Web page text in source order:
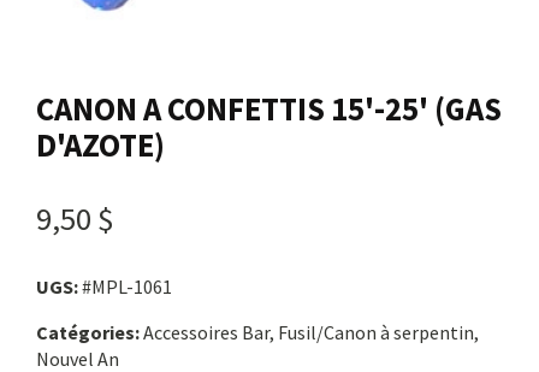
Panier
CANON A CONFETTIS 15'-25' (GAS
D'AZOTE)
9,50 $
UGS:#MPL-1061
Catégories:Accessoires Bar, Fusil/Canon à serpentin,
Nouvel An